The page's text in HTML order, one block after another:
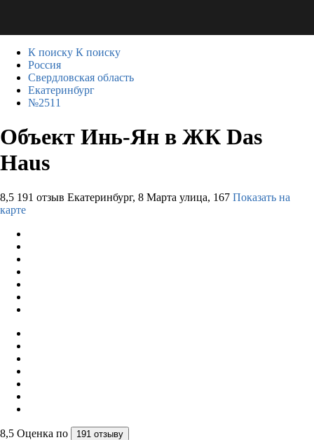
К поиску К поиску
Россия
Свердловская область
Екатеринбург
№2511
Объект Инь-Ян в ЖК Das
Haus
8,5 191 отзыв Екатеринбург, 8 Марта улица, 167 Показать на
карте
8,5 Оценка по 191 отзыву